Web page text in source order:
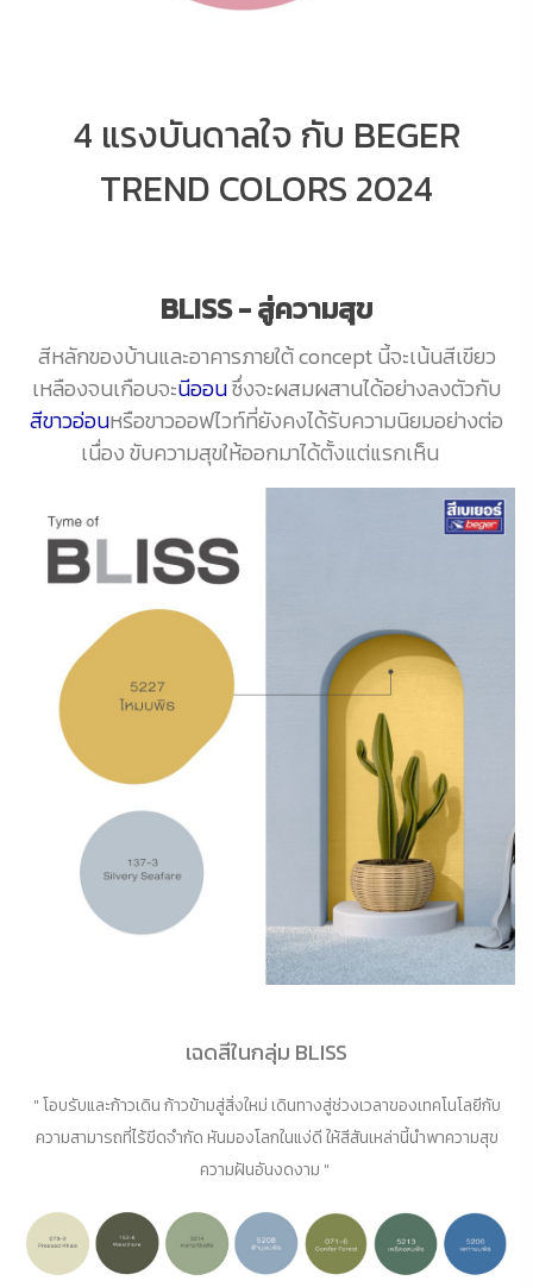
4 แรงบันดาลใจ กับ BEGER
TREND COLORS 2024
BLISS - สู่ความสุข
สีหลักของบ้านและอาคารภายใต้ concept นี้จะเน้นสีเขียว
เหลืองจนเกือบจะนีออนซึ่งจะผสมผสานได้อย่างลงตัวกับ
สีขาวอ่อนหรือขาวออฟไวท์ที่ยังคงได้รับความนิยมอย่างต่อ
เนื่อง ขับความสุขให้ออกมาได้ตั้งแต่แรกเห็น
เฉดสีในกลุ่ม BLISS
" โอบรับและก้าวเดิน ก้าวข้ามสู่สิ่งใหม่ เดินทางสู่ช่วงเวลาของเทคโนโลยีกับ
ความสามารถที่ไร้ขีดจำกัด หันมองโลกในแง่ดี ให้สีสันเหล่านี้นำพาความสุข
ความฝันอันงดงาม "